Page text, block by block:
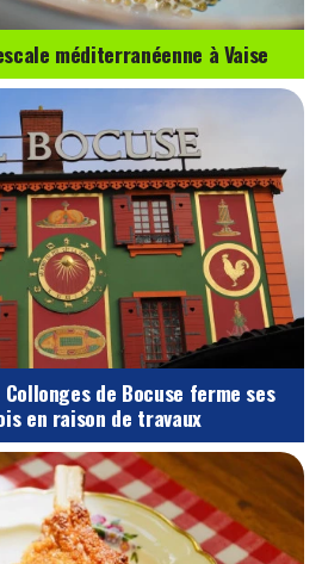
méditerranéenne à Vaise
Collonges de Bocuse ferme ses
en raison de travaux